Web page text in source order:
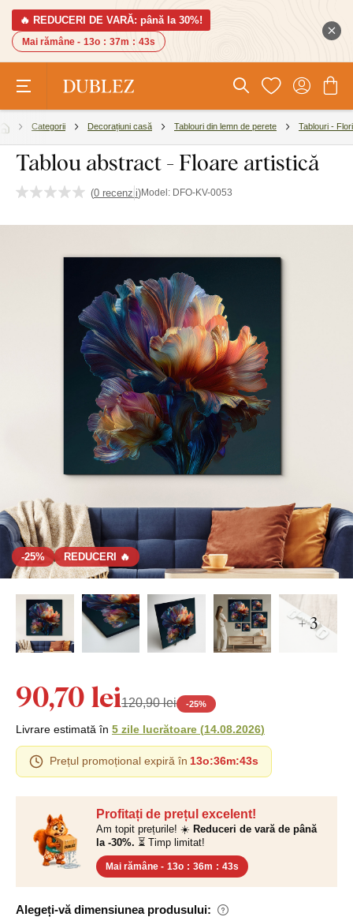
🔥 REDUCERI DE VARĂ: până la 30%!
Mai rămâne - 13o : 37m : 42s
Categorii Decorațiuni casă Tablouri din lemn de perete Tablouri - Flori
Tablou abstract - Floare artistică
(0 recenzii)Model: DFO-KV-0053
-25% REDUCERI 🔥
+ 3
Profitați de prețul excelent!
Am topit prețurile! ☀️ Reduceri de vară de până
la -30%. ⏳ Timp limitat!
Mai rămâne - 13o : 36m : 42s
Alegeți-vă dimensiunea produsului:
90,70 lei120,90 lei -25%
Livrare estimată în 5 zile lucrătoare (14.08.2026)
Prețul promoțional expiră în 13o:36m:42s